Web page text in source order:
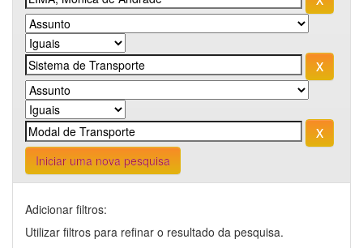
Iniciar uma nova pesquisa
Adicionar filtros:
Utilizar filtros para refinar o resultado da pesquisa.